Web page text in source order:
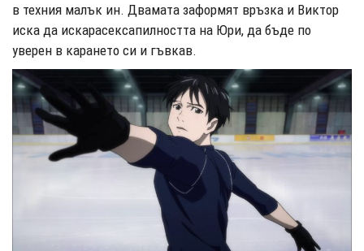
в техния малък ин. Двамата заформят връзка и Виктор
иска да искарасексапилността на Юри, да бъде по
уверен в карането си и гъвкав.